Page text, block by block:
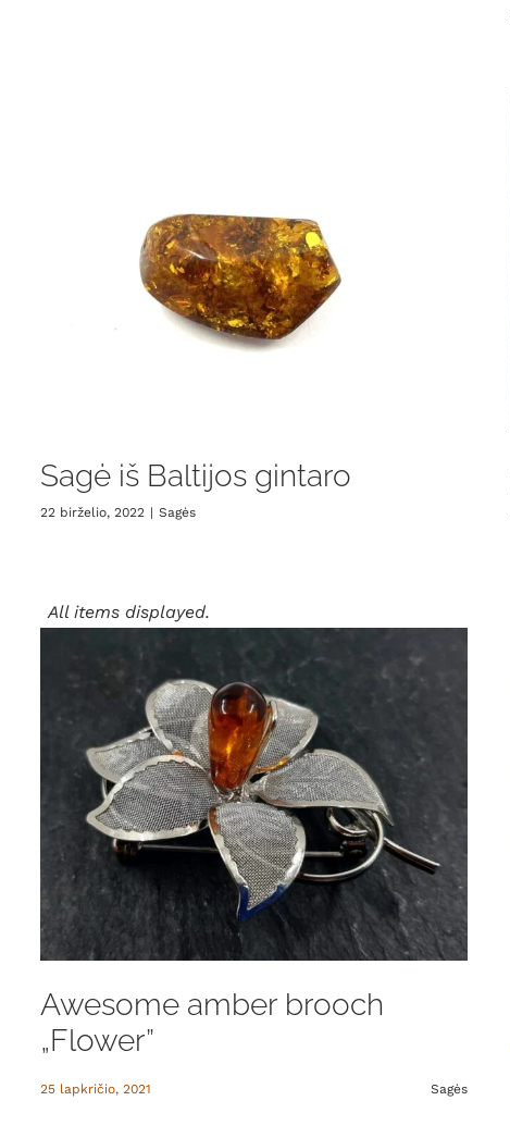
Sagė iš Baltijos gintaro
22 birželio, 2022 | Sagės
Awesome amber brooch
„Flower”
25 lapkričio, 2021